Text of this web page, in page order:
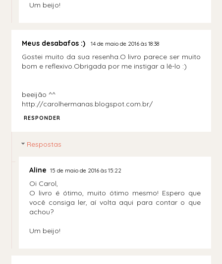
Um beijo!
Meus desabafos :) 14 de maio de 2016 às 18:38
Gostei muito da sua resenha.O livro parece ser muito
bom e reflexivo.Obrigada por me instigar a lê-lo :)
beeijão ^^
http://carolhermanas.blogspot.com.br/
RESPONDER
Respostas
Aline 15 de maio de 2016 às 15:22
Oi Carol,
O livro é ótimo, muito ótimo mesmo! Espero que
você consiga ler, aí volta aqui para contar o que
achou?
Um beijo!